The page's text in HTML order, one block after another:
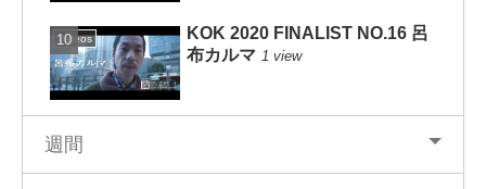
Videos
KOK 2020 FINALIST NO.16 呂
布カルマ 1 view
週間